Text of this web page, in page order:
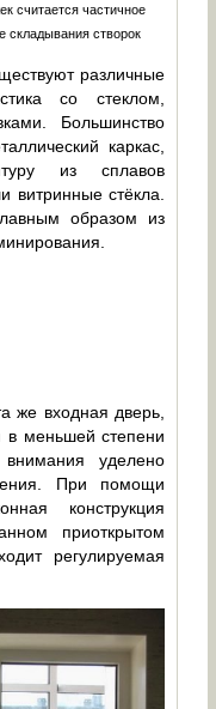
считается частичное
складывания створок
различные
со стеклом,
Большинство
каркас,
из сплавов
стёкла.
образом из
же входная дверь,
в меньшей степени
уделено
При помощи
конструкция
приоткрытом
регулируемая